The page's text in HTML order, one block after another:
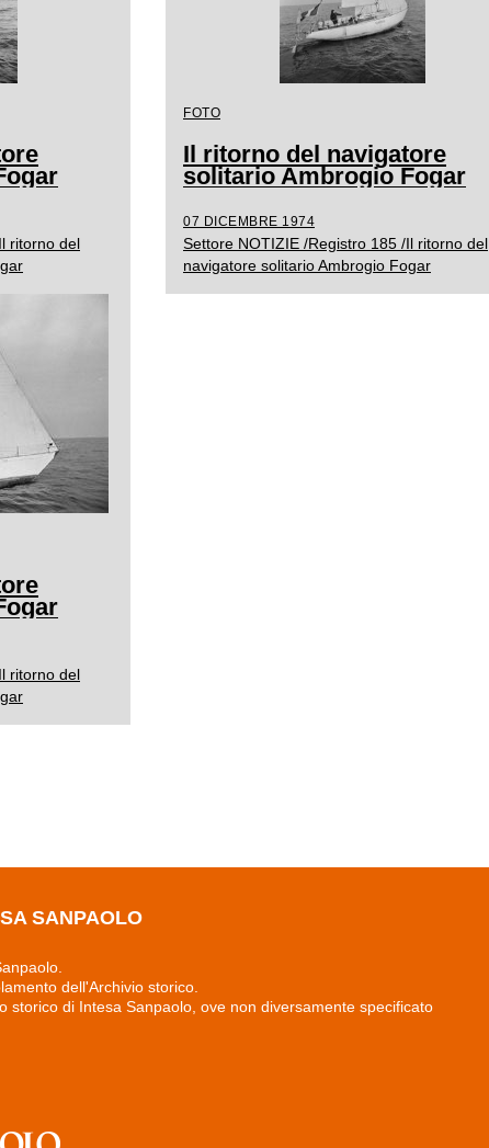
ritorno del
FOTO
Il ritorno del navigatore
solitario Ambrogio Fogar
07 DICEMBRE 1974
Settore NOTIZIE /Registro 185 /Il ritorno del
navigatore solitario Ambrogio Fogar
ritorno del
SANPAOLO
dell'Archivio storico.
storico di Intesa Sanpaolo, ove non diversamente specificato